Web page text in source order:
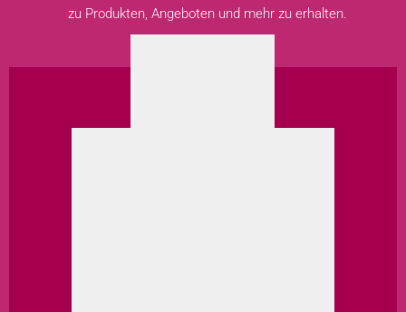
zu Produkten, Angeboten und mehr zu erhalten.